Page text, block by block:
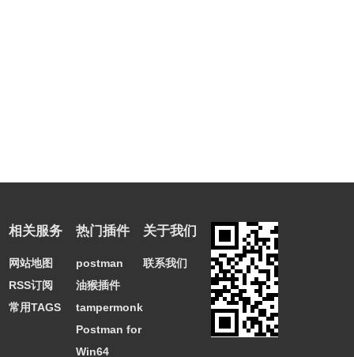
相关服务
网站地图
RSS订阅
常用TAGS
热门插件
postman
油猴插件
tampermonkey
Postman for
Win64
关于我们
联系我们